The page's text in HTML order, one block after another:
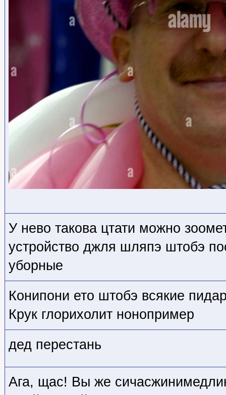
У нево такова цтати можно
устройство джля шляпэ штобэ
уборные
Конипони ето штобэ всякие
Крук глорихолит нонопример
дед перестань
Ага, щас! Вы же